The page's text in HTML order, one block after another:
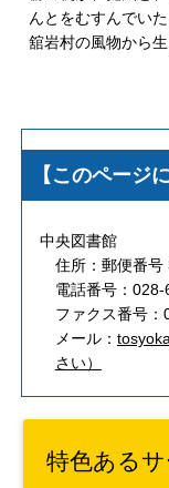
んとをむすんでいた
舘岩村の風物から生
【このページ
中央図書館
住所：郵便番
電話番号：
ファクス番号
メール：
さい）
特色あるサ